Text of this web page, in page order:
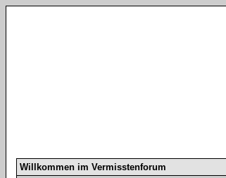
Willkommen im Vermisstenforum